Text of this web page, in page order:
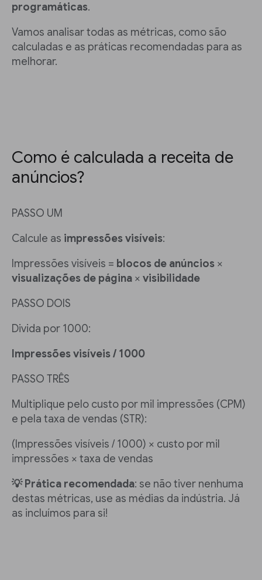
programáticas.
Vamos analisar todas as métricas, como são
calculadas e as práticas recomendadas para as
melhorar.
Como é calculada a receita de
anúncios?
PASSO UM
Calcule as impressões visíveis:
Impressões visíveis = blocos de anúncios ×
visualizações de página × visibilidade
PASSO DOIS
Divida por 1000:
Impressões visíveis / 1000
PASSO TRÊS
Multiplique pelo custo por mil impressões (CPM)
e pela taxa de vendas (STR):
(Impressões visíveis / 1000) × custo por mil
impressões × taxa de vendas
💡 Prática recomendada: se não tiver nenhuma
destas métricas, use as médias da indústria. Já
as incluímos para si!